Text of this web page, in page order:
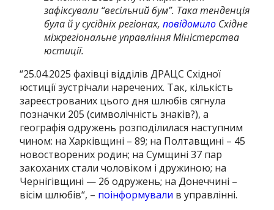
зафіксували “весільний бум”. Така тенденція
була й у сусідніх регіонах,повідомило Східне
міжрегіональне управління Міністерства
юстиції.
“25.04.2025 фахівці відділів ДРАЦС Східної
юстиції зустрічали наречених. Так, кількість
зареєстрованих цього дня шлюбів сягнула
позначки 205 (символічність знаків?), а
географія одружень розподілилася наступним
чином: на Харківщині – 89; на Полтавщині – 45
новостворених родин; на Сумщині 37 пар
закоханих стали чоловіком і дружиною; на
Чернігівщині — 26 одружень; на Донеччині –
вісім шлюбів“, – поінформували в управлінні.